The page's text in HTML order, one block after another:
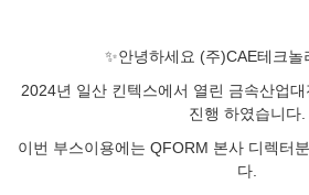
✨안녕하세요 (주)CAE테크놀
2024년 일산 킨텍스에서 열린 금속산업
진행 하였습니다.
이번 부스이용에는 QFORM 본사 디렉터
다.